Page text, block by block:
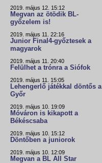
2019. május 12. 15:12
Megvan az ötödik BL-
győzelem is!
2019. május 11. 22:16
Junior Final4-győztesek a
magyarok
2019. május 11. 20:40
Felülhet a trónra a Siófok
2019. május 11. 15:05
Lehengerlő játékkal döntős a
Győr
2019. május 10. 19:09
Móváron is kikapott a
Békéscsaba
2019. május 10. 15:12
Döntőben a juniorok
2019. május 10. 12:09
Megvan a BL All Star